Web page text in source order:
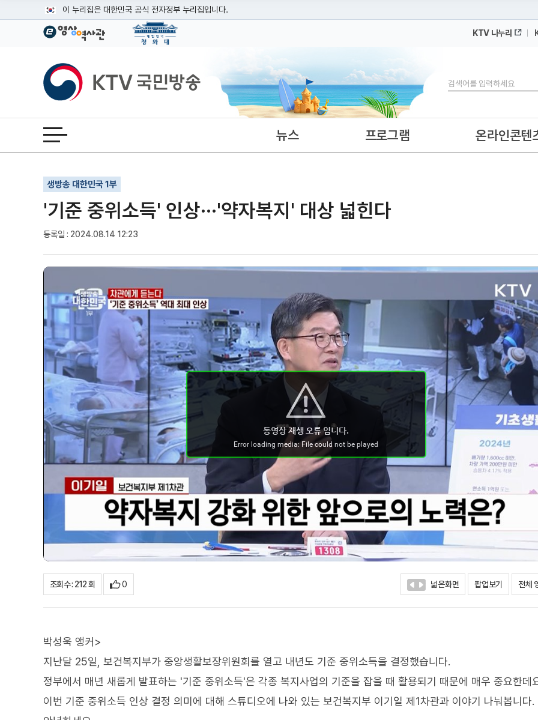
이 누리집은 대한민국 공식 전자정부 누리집입니다.
공식 누리집 주소 확인하기
이밖에 or.kr 또는 .kr등 다른 도메인 주소를 사용하고 있다면 아래 URL에서 도메인 주소를 확인해 보세요
운영중인 공식 누리집보기
KTV 나누리
KTV국민방송
검색
전체메뉴 열기 뉴스 프로그램 온라인콘텐
생방송 대한민국 1부
'기준 중위소득' 인상···'약자복지' 대상 넓힌다
등록일 : 2024.08.14 12:23
기사인쇄
글자확대
글자축소
조회수 : 212 회 0 넓은화면 팝업보기 전체
박성욱 앵커>
지난달 25일, 보건복지부가 중앙생활보장위원회를 열고 내년도 기준 중위소득을 결정했습니다.
정부에서 매년 새롭게 발표하는 '기준 중위소득'은 각종 복지사업의 기준을 잡을 때 활용되기 때문에 매우 중요한데
이번 기준 중위소득 인상 결정 의미에 대해 스튜디오에 나와 있는 보건복지부 이기일 제1차관과 이야기 나눠봅니다.